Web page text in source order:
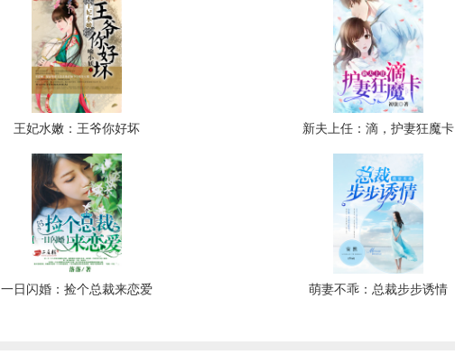
王妃水嫩：王爷你好坏 新夫上任：滴，护妻狂魔卡
一日闪婚：捡个总裁来恋爱 萌妻不乖：总裁步步诱情